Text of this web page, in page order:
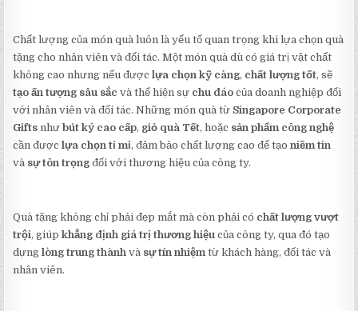
Chất lượng của món quà luôn là yếu tố quan trọng khi lựa chọn quà
tặng cho nhân viên và đối tác. Một món quà dù có giá trị vật chất
không cao nhưng nếu đượclựa chọn kỹ càng, chất lượng tốt, sẽ
tạo ấn tượng sâu sắc và thể hiện sự chu đáo của doanh nghiệp đối
với nhân viên và đối tác. Những món quà từ Singapore Corporate
Gifts nhưbút ký cao cấp, giỏ quà Tết, hoặc sản phẩm công nghệ
cần đượclựa chọn tỉ mỉ, đảm bảo chất lượng cao để tạoniềm tin
và sự tôn trọng đối với thương hiệu của công ty.
Quà tặng không chỉ phải đẹp mắt mà còn phải có chất lượng vượt
trội, giúpkhẳng định giá trị thương hiệu của công ty, qua đó tạo
dựnglòng trung thành và sự tín nhiệm từ khách hàng, đối tác và
nhân viên.